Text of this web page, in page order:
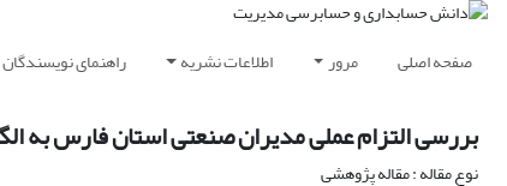
صفحه اصلی مرور اطلاعات نشریه راهنمای نویسندگان
بررسی التزام عملی مدیران صنعتی استان فارس به
نوع مقاله : مقاله پژوهشی